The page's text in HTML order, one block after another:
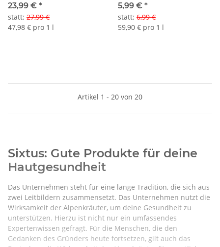
23,99 € *
statt: 27,99 €
47,98 € pro 1 l
5,99 € *
statt: 6,99 €
59,90 € pro 1 l
Artikel 1 - 20 von 20
Sixtus: Gute Produkte für deine
Hautgesundheit
Das Unternehmen steht für eine lange Tradition, die sich aus
zwei Leitbildern zusammensetzt. Das Unternehmen nutzt die
Wirksamkeit der Alpenkräuter, um deine Gesundheit zu
unterstützen. Hierzu ist nicht nur ein umfassendes
Expertenwissen gefragt. Für die Menschen, die den
Gedanken des Gründers heute fortsetzen, gilt auch das